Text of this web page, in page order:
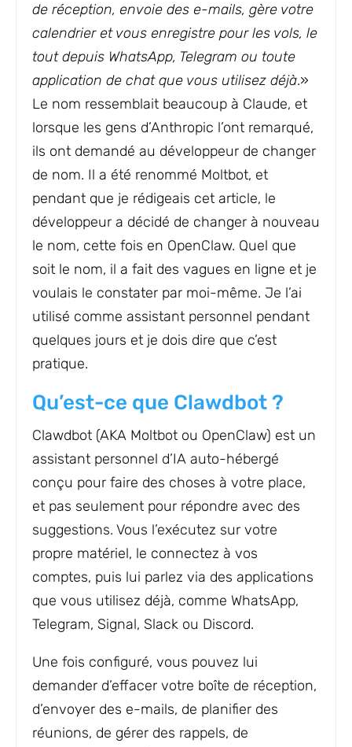
de réception, envoie des e-mails, gère votre
calendrier et vous enregistre pour les vols, le
tout depuis WhatsApp, Telegram ou toute
application de chat que vous utilisez déjà.»
Le nom ressemblait beaucoup à Claude, et
lorsque les gens d’Anthropic l’ont remarqué,
ils ont demandé au développeur de changer
de nom. Il a été renommé Moltbot, et
pendant que je rédigeais cet article, le
développeur a décidé de changer à nouveau
le nom, cette fois en OpenClaw. Quel que
soit le nom, il a fait des vagues en ligne et je
voulais le constater par moi-même. Je l’ai
utilisé comme assistant personnel pendant
quelques jours et je dois dire que c’est
pratique.
Qu’est-ce que Clawdbot ?
Clawdbot (AKA Moltbot ou OpenClaw) est un
assistant personnel d’IA auto-hébergé
conçu pour faire des choses à votre place,
et pas seulement pour répondre avec des
suggestions. Vous l’exécutez sur votre
propre matériel, le connectez à vos
comptes, puis lui parlez via des applications
que vous utilisez déjà, comme WhatsApp,
Telegram, Signal, Slack ou Discord.
Une fois configuré, vous pouvez lui
demander d’effacer votre boîte de réception,
d’envoyer des e-mails, de planifier des
réunions, de gérer des rappels, de